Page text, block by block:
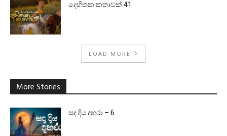
දෙහිතක කතාවක් 41
LOAD MORE
More Stories
සඳ දිය දහරා – 6